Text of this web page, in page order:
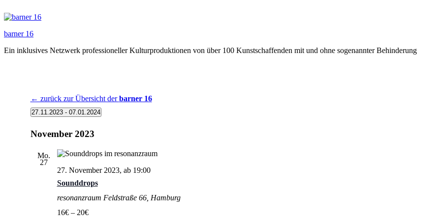
Inhalt
barner 16
Ein inklusives Netzwerk professioneller Kulturproduktionen von über 100 Kunstschaffenden mit und ohne sogenannter Behinderung
← zurück zur Übersicht derbarner 16
Veranstaltungen
27.11.2023 - 07.01.2024
wählen.
November 2023
Mo.
27
Sounddrops
27. November 2023, ab 19:00
resonanzraum Feldstraße 66, Hamburg
16€ – 20€